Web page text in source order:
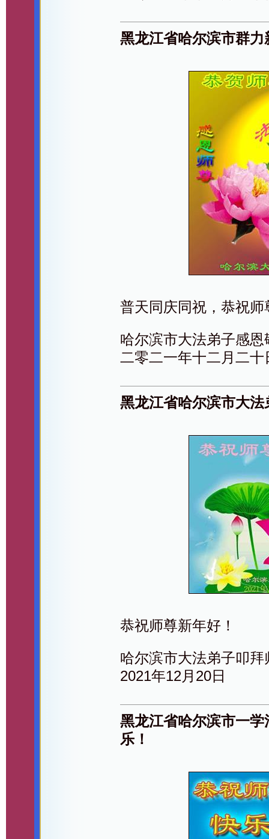
黑龙江省哈尔滨市群
普天同庆同祝，恭祝师
哈尔滨市大法弟子感恩
二零二一年十二月二十
黑龙江省哈尔滨市大
恭祝师尊新年好！
哈尔滨市大法弟子叩拜
2021年12月20日
黑龙江省哈尔滨市一
乐！